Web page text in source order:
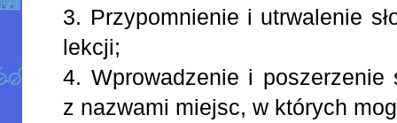
3. Przypomnienie i utrwalenie
lekcji;
4. Wprowadzenie i poszerzenie
z nazwami miejsc, w których